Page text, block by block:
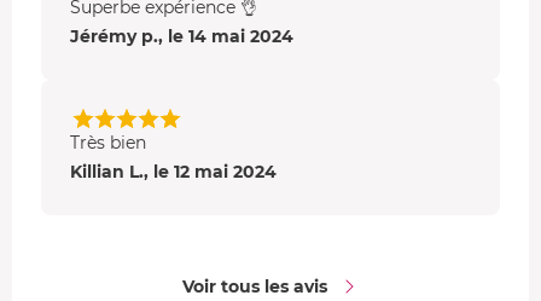
Superbe expérience 👌
Jérémy p., le 14 mai 2024
Très bien
Killian L., le 12 mai 2024
Voir tous les avis